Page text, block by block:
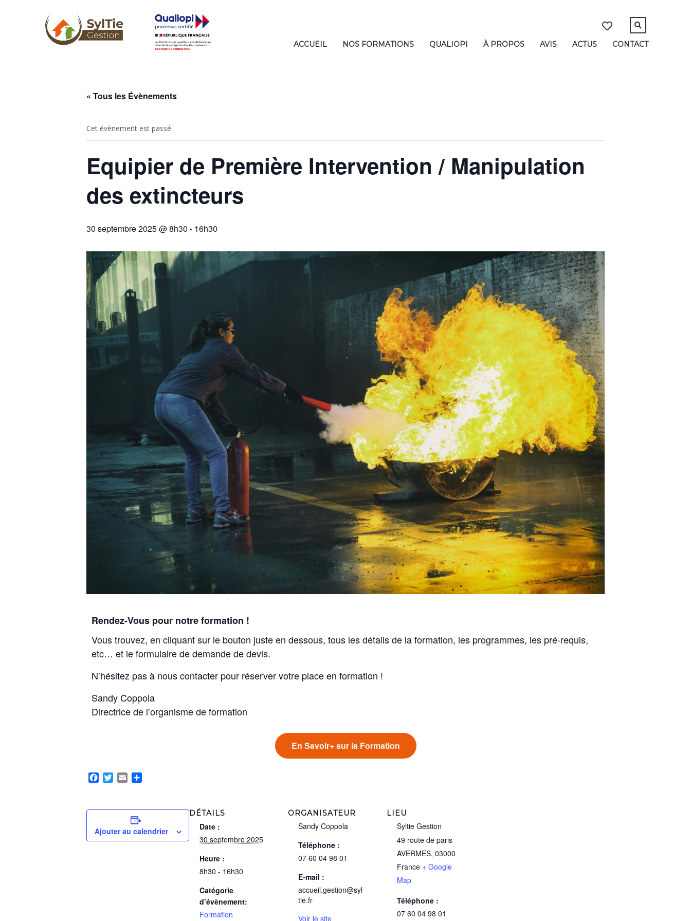
ACCUEIL NOS FORMATIONS QUALIOPI À PROPOS AVIS ACTUS CONTACT
« Tous les Évènements
Cet évènement est passé
Equipier de Première Intervention / Manipulation
des extincteurs
30 septembre 2025 @ 8h30 - 16h30
Rendez-Vous pour notre formation !
Vous trouvez, en cliquant sur le bouton juste en dessous, tous les détails de la formation, les programmes, les pré-requis,
etc… et le formulaire de demande de devis.
N’hésitez pas à nous contacter pour réserver votre place en formation !
Sandy Coppola
Directrice de l’organisme de formation
En Savoir+ sur la Formation
Facebook
TwitterEmail
Ajouter au calendrier
DÉTAILS
Date :
30 septembre 2025
Heure :
8h30 - 16h30
Catégorie
d’évènement:
Formation
ORGANISATEUR
Sandy Coppola
Téléphone :
07 60 04 98 01
E-mail :
accueil.gestion@syl
tie.fr
Voir le site
LIEU
Syltie Gestion
49 route de paris
AVERMES, 03000
France + Google
Map
Téléphone :
07 60 04 98 01